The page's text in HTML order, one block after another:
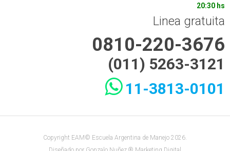
20:30 hs
Linea gratuita
0810-220-3676
(011) 5263-3121
11-3813-0101
Copyright EAM© Escuela Argentina de Manejo 2026.